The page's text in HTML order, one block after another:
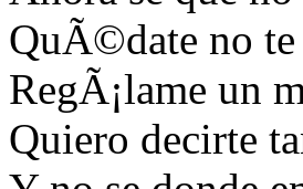
QuÃ©date no te
RegÃ¡lame un
Quiero decirte